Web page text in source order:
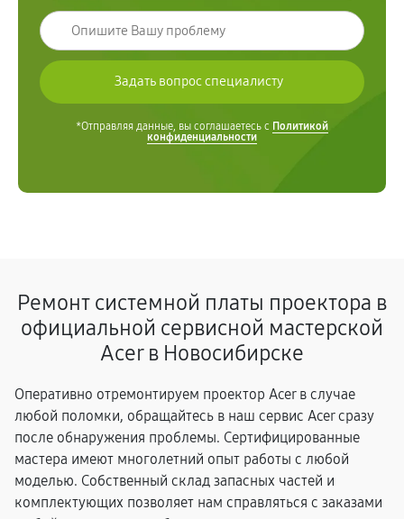
*Отправляя данные, вы соглашаетесь с Политикой
конфиденциальности
Ремонт системной платы проектора в
официальной сервисной мастерской
Acer в Новосибирске
Оперативно отремонтируем проектор Acer в случае
любой поломки, обращайтесь в наш сервис Acer сразу
после обнаружения проблемы. Сертифицированные
мастера имеют многолетний опыт работы с любой
моделью. Собственный склад запасных частей и
комплектующих позволяет нам справляться с заказами